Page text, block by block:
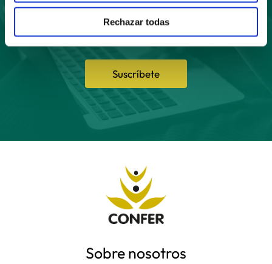
Rechazar todas
Suscríbete
Sobre nosotros